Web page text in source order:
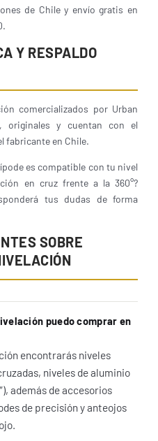
de Chile y envío gratis en
Y RESPALDO
comercializados por Urban
originales y cuentan con el
fabricante en Chile.
es compatible con tu nivel
en cruz frente a la 360°?
tus dudas de forma
SOBRE
puedo comprar en
encontrarás niveles
niveles de aluminio
además de accesorios
de precisión y anteojos